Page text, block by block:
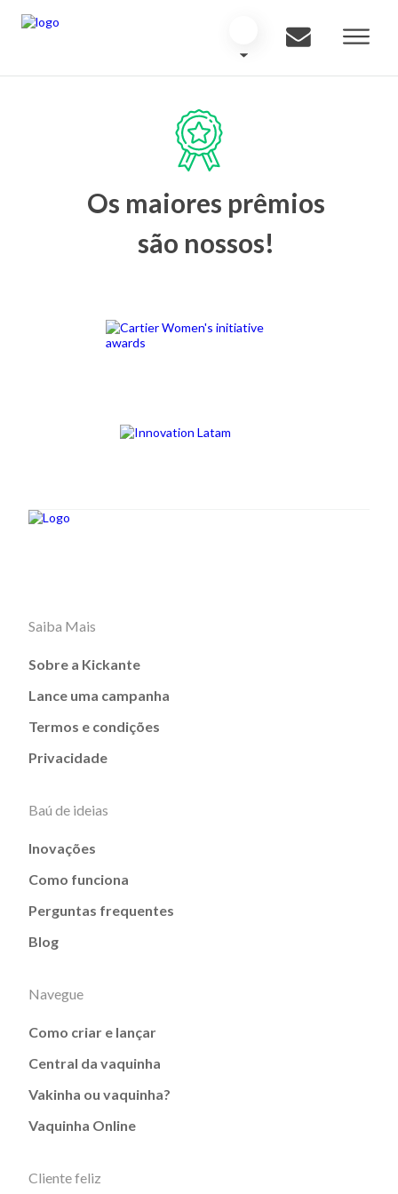
Os maiores prêmios
são nossos!
Saiba Mais
Sobre a Kickante
Lance uma campanha
Termos e condições
Privacidade
Baú de ideias
Inovações
Como funciona
Perguntas frequentes
Blog
Navegue
Como criar e lançar
Central da vaquinha
Vakinha ou vaquinha?
Vaquinha Online
Cliente feliz